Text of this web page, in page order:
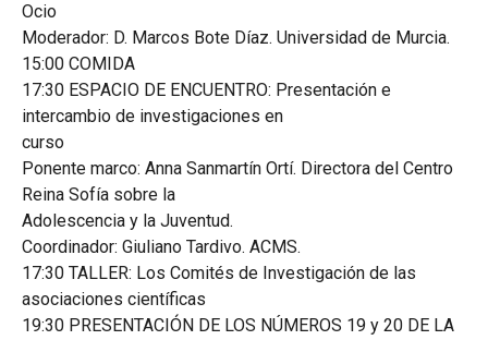
Ocio
Moderador: D. Marcos Bote Díaz. Universidad de Murcia.
15:00 COMIDA
17:30 ESPACIO DE ENCUENTRO: Presentación e
intercambio de investigaciones en
curso
Ponente marco: Anna Sanmartín Ortí. Directora del Centro
Reina Sofía sobre la
Adolescencia y la Juventud.
Coordinador: Giuliano Tardivo. ACMS.
17:30 TALLER: Los Comités de Investigación de las
asociaciones científicas
19:30 PRESENTACIÓN DE LOS NÚMEROS 19 y 20 DE LA